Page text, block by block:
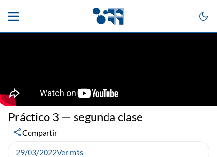
Práctico 3 — segunda clase
Compartir
29/03/2022Ver más